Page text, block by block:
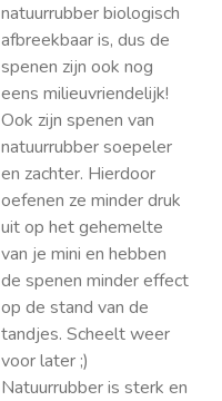
natuurrubber biologisch
afbreekbaar is, dus de
spenen zijn ook nog
eens milieuvriendelijk!
Ook zijn spenen van
natuurrubber soepeler
en zachter. Hierdoor
oefenen ze minder druk
uit op het gehemelte
van je mini en hebben
de spenen minder effect
op de stand van de
tandjes. Scheelt weer
voor later ;)
Natuurrubber is sterk en